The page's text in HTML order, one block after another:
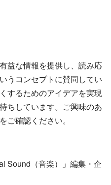
益な情報を提供し、読み応
うコンセプトに賛同してい
するためのアイデアを実現
ちしています。ご興味のあ
ご確認ください。
Sound（音楽）」編集・企